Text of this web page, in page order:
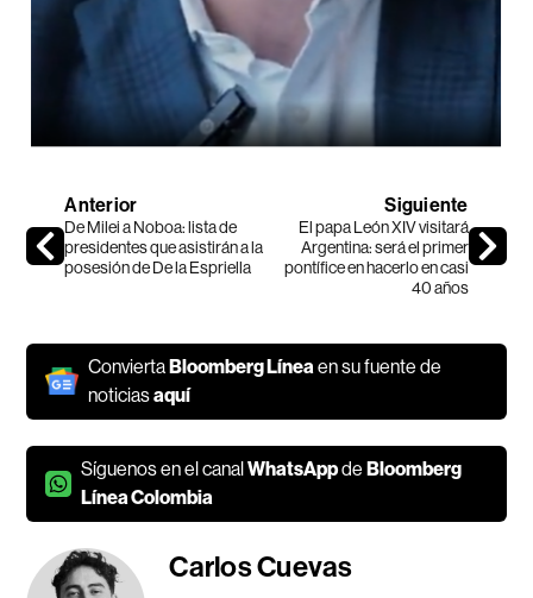
Anterior
De Milei a Noboa: lista de
presidentes que asistirán a la
posesión de De la Espriella
Siguiente
El papa León XIV visitará
Argentina: será el primer
pontífice en hacerlo en casi
40 años
ConviertaBloomberg Línea en su fuente de
noticiasaquí
Síguenos en el canalWhatsAppdeBloomberg
Línea Colombia
Carlos Cuevas